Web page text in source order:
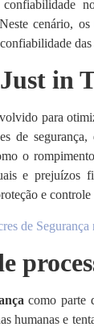
cenário,
das
in
para
de
o
e
e controle
de
como parte
humanas e